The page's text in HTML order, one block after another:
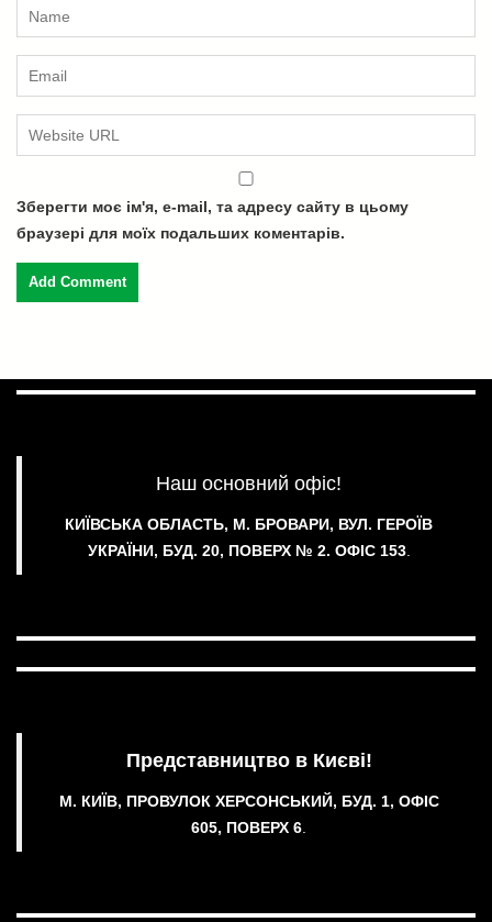
Зберегти моє ім'я, e-mail, та адресу сайту в цьому
браузері для моїх подальших коментарів.
Наш основний офіс!
КИЇВСЬКА ОБЛАСТЬ, М. БРОВАРИ, ВУЛ. ГЕРОЇВ
УКРАЇНИ, БУД. 20, ПОВЕРХ № 2. ОФІС 153.
Представництво в Києві!
М. КИЇВ, ПРОВУЛОК ХЕРСОНСЬКИЙ, БУД. 1, ОФІС
605, ПОВЕРХ 6